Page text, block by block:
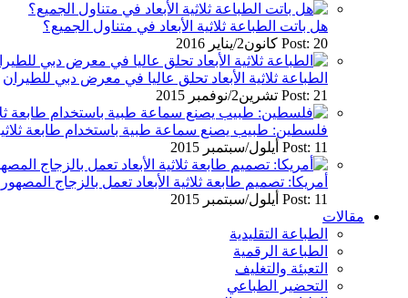
هل باتت الطباعة ثلاثية الأبعاد في متناول الجميع؟
Post: 20 كانون2/يناير 2016
الطباعة ثلاثية الأبعاد تحلق عاليا في معرض دبي للطيران
Post: 21 تشرين2/نوفمبر 2015
فلسطين: طبيب يصنع سماعة طبية باستخدام طابعة ثلاثية
Post: 11 أيلول/سبتمبر 2015
أمريكا: تصميم طابعة ثلاثية الأبعاد تعمل بالزجاج المصهور
Post: 11 أيلول/سبتمبر 2015
مقالات
الطباعة التقليدية
الطباعة الرقمية
التعبئة والتغليف
التحضير الطباعي